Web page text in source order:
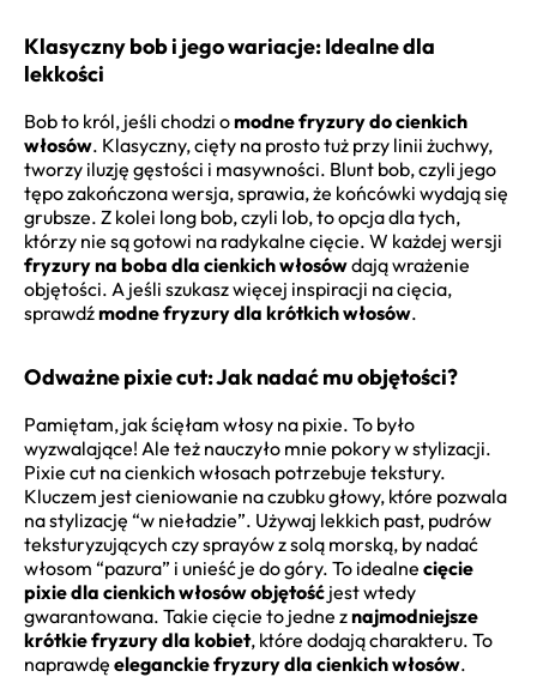
Klasyczny bob i jego wariacje: Idealne dla
lekkości
Bob to król, jeśli chodzi omodne fryzury do cienkich
włosów. Klasyczny, cięty na prosto tuż przy linii żuchwy,
tworzy iluzję gęstości i masywności. Blunt bob, czyli jego
tępo zakończona wersja, sprawia, że końcówki wydają się
grubsze. Z kolei long bob, czyli lob, to opcja dla tych,
którzy nie są gotowi na radykalne cięcie. W każdej wersji
fryzury na boba dla cienkich włosówdają wrażenie
objętości. A jeśli szukasz więcej inspiracji na cięcia,
sprawdźmodne fryzury dla krótkich włosów.
Odważne pixie cut: Jak nadać mu objętości?
Pamiętam, jak ścięłam włosy na pixie. To było
wyzwalające! Ale też nauczyło mnie pokory w stylizacji.
Pixie cut na cienkich włosach potrzebuje tekstury.
Kluczem jest cieniowanie na czubku głowy, które pozwala
na stylizację “w nieładzie”. Używaj lekkich past, pudrów
teksturyzujących czy sprayów z solą morską, by nadać
włosom “pazura” i unieść je do góry. To idealne cięcie
pixie dla cienkich włosów objętość jest wtedy
gwarantowana. Takie cięcie to jedne znajmodniejsze
krótkie fryzury dla kobiet, które dodają charakteru. To
naprawdę eleganckie fryzury dla cienkich włosów.